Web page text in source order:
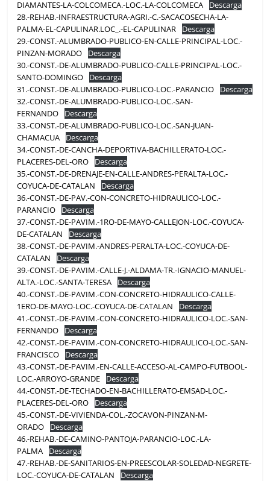
DIAMANTES-LA-COLCOMECA.-LOC.-LA-COLCOMECA
Descarga
28.-REHAB.-INFRAESTRUCTURA-AGRI.-C.-SACACOSECHA-LA-
PALMA-EL-CAPULINAR.LOC_.-EL-CAPULINAR
Descarga
29.-CONST.-ALUMBRADO-PUBLICO-EN-CALLE-PRINCIPAL-LOC.-
PINZAN-MORADO
Descarga
30.-CONST.-DE-ALUMBRADO-PUBLICO-CALLE-PRINCIPAL-LOC.-
SANTO-DOMINGO
Descarga
31.-CONST.-DE-ALUMBRADO-PUBLICO-LOC.-PARANCIO
Descarga
32.-CONST.-DE-ALUMBRADO-PUBLICO-LOC.-SAN-
FERNANDO
Descarga
33.-CONST.-DE-ALUMBRADO-PUBLICO-LOC.-SAN-JUAN-
CHAMACUA
Descarga
34.-CONST.-DE-CANCHA-DEPORTIVA-BACHILLERATO-LOC.-
PLACERES-DEL-ORO
Descarga
35.-CONST.-DE-DRENAJE-EN-CALLE-ANDRES-PERALTA-LOC.-
COYUCA-DE-CATALAN
Descarga
36.-CONST.-DE-PAV.-CON-CONCRETO-HIDRAULICO-LOC.-
PARANCIO
Descarga
37.-CONST.-DE-PAVIM.-1RO-DE-MAYO-CALLEJON-LOC.-COYUCA-
DE-CATALAN
Descarga
38.-CONST.-DE-PAVIM.-ANDRES-PERALTA-LOC.-COYUCA-DE-
CATALAN
Descarga
39.-CONST.-DE-PAVIM.-CALLE-J.-ALDAMA-TR.-IGNACIO-MANUEL-
ALTA.-LOC.-SANTA-TERESA
Descarga
40.-CONST.-DE-PAVIM.-CON-CONCRETO-HIDRAULICO-CALLE-
1ERO-DE-MAYO-LOC.-COYUCA-DE-CATALAN
Descarga
41.-CONST.-DE-PAVIM.-CON-CONCRETO-HIDRAULICO-LOC.-SAN-
FERNANDO
Descarga
42.-CONST.-DE-PAVIM.-CON-CONCRETO-HIDRAULICO-LOC.-SAN-
FRANCISCO
Descarga
43.-CONST.-DE-PAVIM.-EN-CALLE-ACCESO-AL-CAMPO-FUTBOOL-
LOC.-ARROYO-GRANDE
Descarga
44.-CONST.-DE-TECHADO-EN-BACHILLERATO-EMSAD-LOC.-
PLACERES-DEL-ORO
Descarga
45.-CONST.-DE-VIVIENDA-COL.-ZOCAVON-PINZAN-M-
ORADO
Descarga
46.-REHAB.-DE-CAMINO-PANTOJA-PARANCIO-LOC.-LA-
PALMA
Descarga
47.-REHAB.-DE-SANITARIOS-EN-PREESCOLAR-SOLEDAD-NEGRETE-
LOC.-COYUCA-DE-CATALAN
Descarga